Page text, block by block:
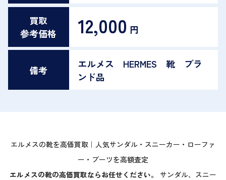
買取
参考価格
12,000 円
備考
エルメス HERMES 靴 ブラ
ンド品
エルメスの靴を高価買取｜人気サンダル・スニーカー・ローファ
ー・ブーツを高額査定
エルメスの靴の高価買取ならお任せください。
サンダル、スニー